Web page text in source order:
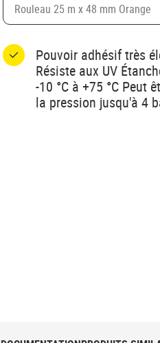
Rouleau 25 m x 48 mm Orange
Pouvoir adhésif très
Résiste aux UV
-10 °C à +75 °C Peut
la pression jusqu'à 4